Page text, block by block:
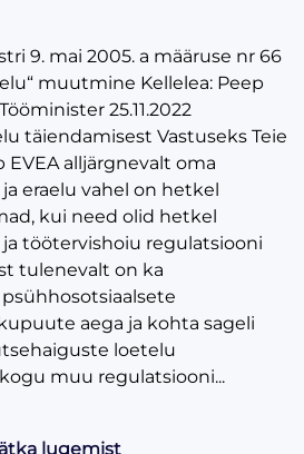
9. mai 2005. a määruse nr 66
muutmine Kellelea: Peep
25.11.2022
täiendamisest Vastuseks Teie
alljärgnevalt oma
eraelu vahel on hetkel
kui need olid hetkel
töötervishoiu regulatsiooni
tulenevalt on ka
aega ja kohta sageli
loetelu
muu regulatsiooni...
lugemist